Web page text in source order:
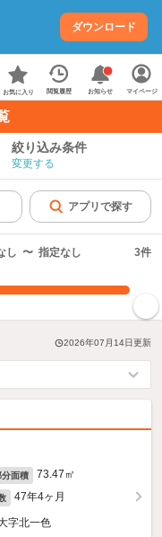
ダウンロード
お気に入り 閲覧履歴 お知らせ マイページ
絞り込み条件
変更する
アプリで探す
し 〜 指定なし 3件
2026年07月14日更新
分面積 73.47㎡
47年4ヶ月
字北一色